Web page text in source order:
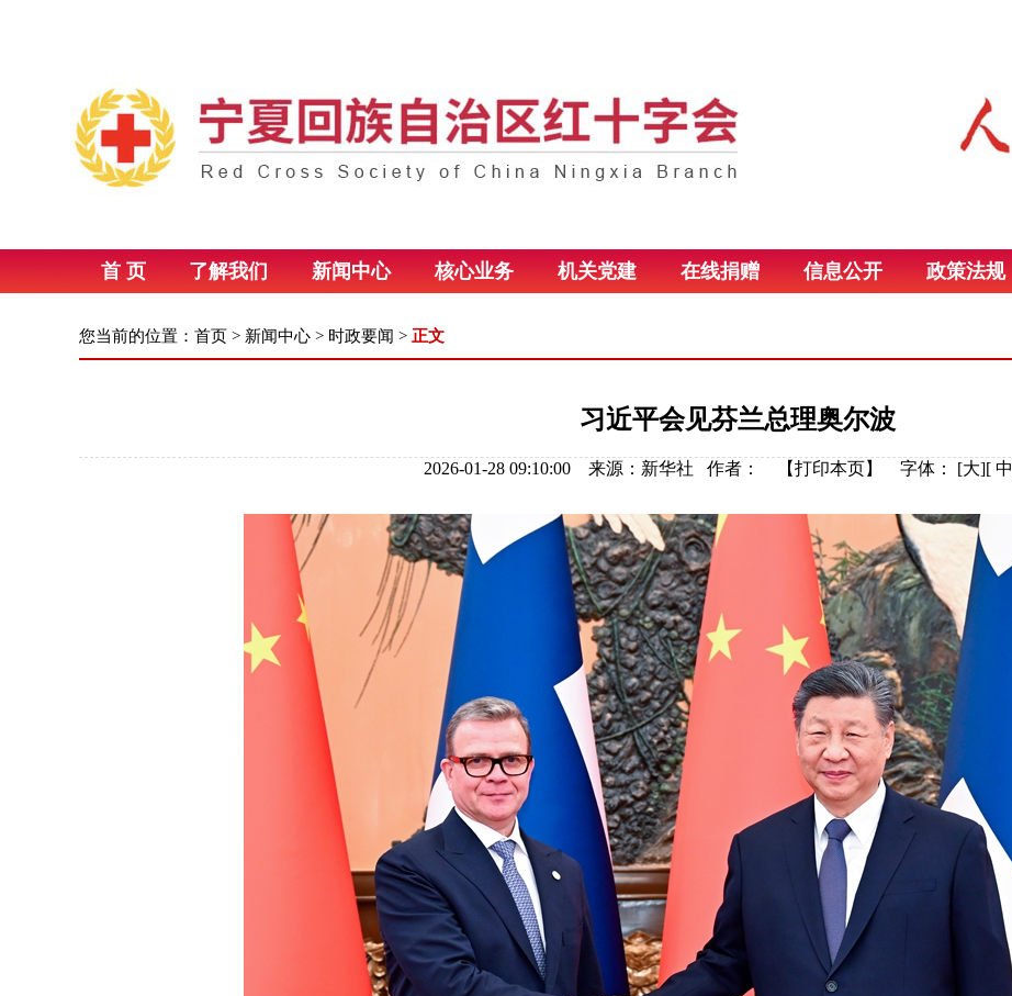
首 页 了解我们 新闻中心 核心业务 机关党建 在线捐赠 信息公开 政策法规
您当前的位置： 首页 > 新闻中心 > 时政要闻 > 正文
习近平会见芬兰总理奥尔波
2026-01-28 09:10:00 来源：新华社 作者： 【打印本页】 字体： [大][ 中